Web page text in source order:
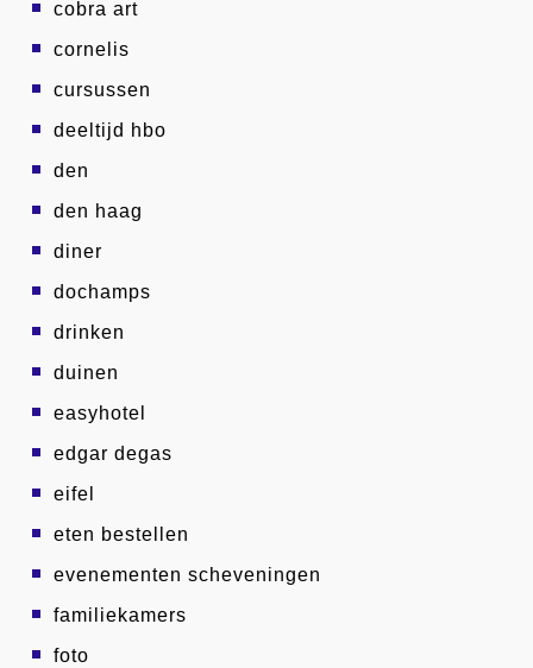
cobra art
cornelis
cursussen
deeltijd hbo
den
den haag
diner
dochamps
drinken
duinen
easyhotel
edgar degas
eifel
eten bestellen
evenementen scheveningen
familiekamers
foto